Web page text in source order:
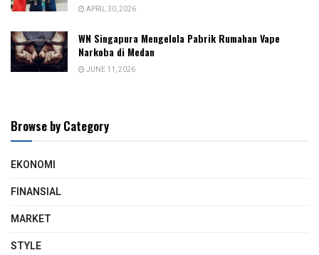
APRIL 30, 2026
WN Singapura Mengelola Pabrik Rumahan Vape
Narkoba di Medan
JUNE 11, 2026
Browse by Category
EKONOMI
FINANSIAL
MARKET
STYLE